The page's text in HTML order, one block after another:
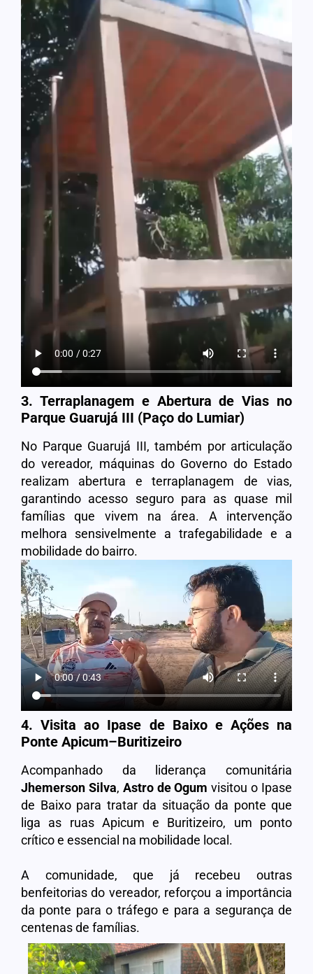
3. Terraplanagem e Abertura de Vias no
Parque Guarujá III (Paço do Lumiar)
No Parque Guarujá III, também por articulação
do vereador, máquinas do Governo do Estado
realizam abertura e terraplanagem de vias,
garantindo acesso seguro para as quase mil
famílias que vivem na área. A intervenção
melhora sensivelmente a trafegabilidade e a
mobilidade do bairro.
4. Visita ao Ipase de Baixo e Ações na
Ponte Apicum–Buritizeiro
Acompanhado da liderança comunitária
Jhemerson Silva, Astro de Ogum visitou o Ipase
de Baixo para tratar da situação da ponte que
liga as ruas Apicum e Buritizeiro, um ponto
crítico e essencial na mobilidade local.
A comunidade, que já recebeu outras
benfeitorias do vereador, reforçou a importância
da ponte para o tráfego e para a segurança de
centenas de famílias.